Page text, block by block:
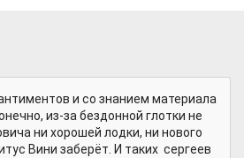
и со знанием материала
из-за бездонной глотки не
ни хорошей лодки, ни нового
Вини заберёт. И таких сергеев